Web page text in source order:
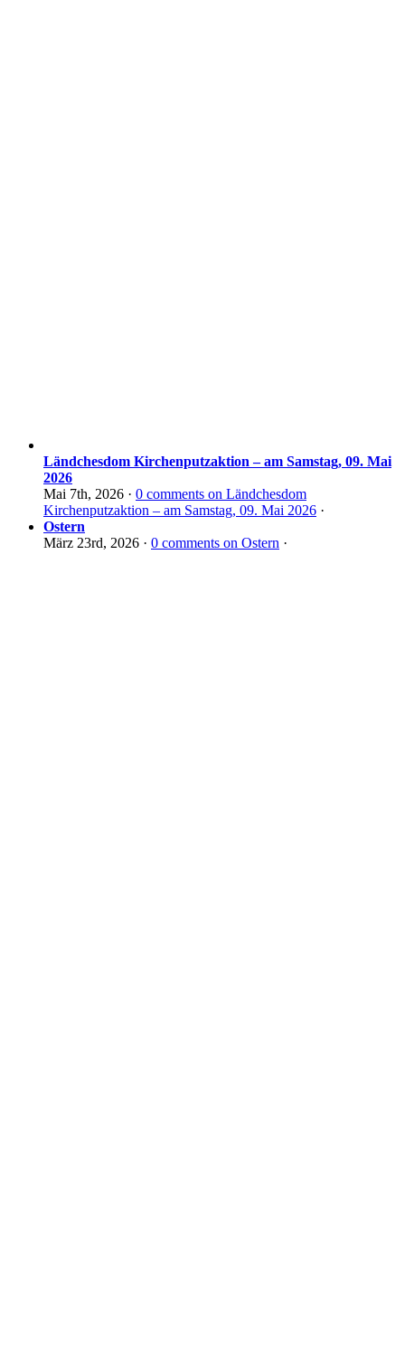
Ländchesdom Kirchenputzaktion – am Samstag, 09. Mai
2026
Mai 7th, 2026 · 0 comments on Ländchesdom
Kirchenputzaktion – am Samstag, 09. Mai 2026 ·
Ostern
März 23rd, 2026 · 0 comments on Ostern ·